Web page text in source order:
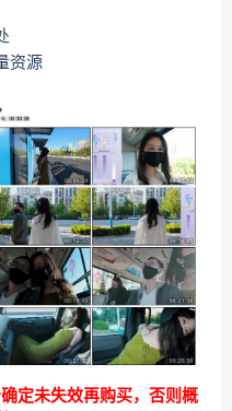
资源
定未失效再购买，否则概